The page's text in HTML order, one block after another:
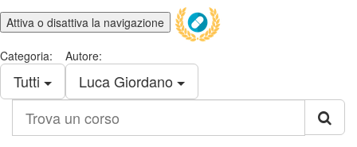
Attiva o disattiva la navigazione
Categoria:
Tutti
Autore:
Luca Giordano
corso